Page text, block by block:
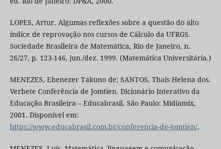
LOPES, Artur. Algumas reflexões sobre a questão do alto
índice de reprovação nos cursos de Cálculo da UFRGS.
Sociedade Brasileira de Matemática, Rio de Janeiro, n.
26/27, p. 123-146, jun./dez. 1999. (Matemática Universitária.)
MENEZES, Ebenezer Takuno de; SANTOS, Thais Helena dos.
Verbete Conferência de Jomtien. Dicionário Interativo da
Educação Brasileira – Educabrasil. São Paulo: Midiamix,
2001. Disponível em:
https://www.educabrasil.com.br/conferencia-de-jomtien/.